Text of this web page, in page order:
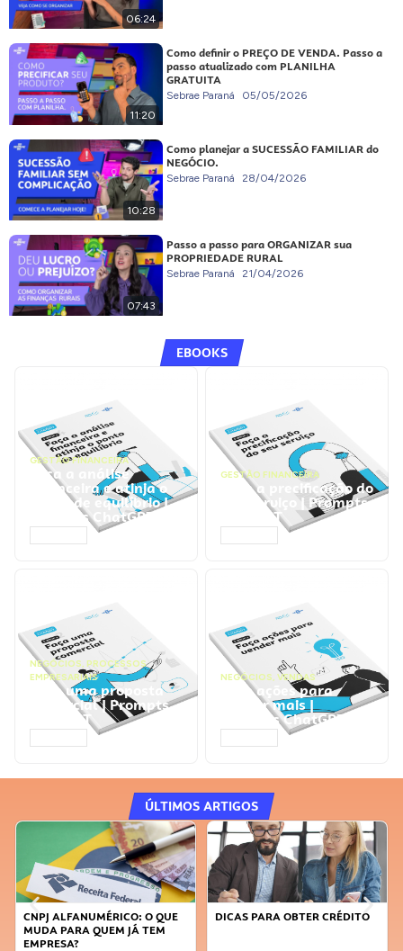
06:24
11:20
Como definir o PREÇO DE VENDA. Passo a
passo atualizado com PLANILHA
GRATUITA
Sebrae Paraná 05/05/2026
10:28
Como planejar a SUCESSÃO FAMILIAR do
NEGÓCIO.
Sebrae Paraná 28/04/2026
07:43
Passo a passo para ORGANIZAR sua
PROPRIEDADE RURAL
Sebrae Paraná 21/04/2026
EBOOKS
GESTÃO FINANCEIRA
Faça a análise
financeira e atinja o
ponto de equilíbrio |
Prompts ChatGPT
GESTÃO FINANCEIRA
Faça a precificação do
seu serviço | Prompts
ChatGPT
NEGÓCIOS, PROCESSOS
EMPRESARIAIS
Faça uma proposta
comercial | Prompts
ChatGPT
NEGÓCIOS, VENDAS
Faça ações para
vender mais |
Prompts ChatGPT
ÚLTIMOS ARTIGOS
CNPJ ALFANUMÉRICO: O QUE
MUDA PARA QUEM JÁ TEM
EMPRESA?
DICAS PARA OBTER CRÉDITO